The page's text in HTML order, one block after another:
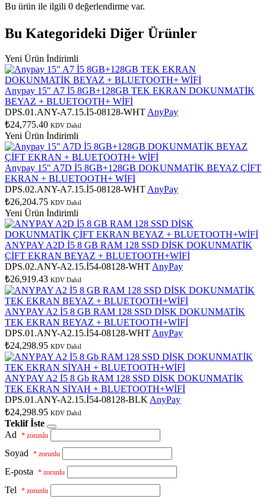
Bu ürün ile ilgili 0 değerlendirme var.
Bu Kategorideki Diğer Ürünler
Yeni Ürün İndirimli
Anypay 15" A7 İ5 8GB+128GB TEK EKRAN DOKUNMATİK
BEYAZ + BLUETOOTH+ WİFİ
DPS.01.ANY-A7.15.İ5-08128-WHT AnyPay
₺24,775.40 KDV Dahil
Yeni Ürün İndirimli
Anypay 15" A7D İ5 8GB+128GB DOKUNMATİK BEYAZ ÇİFT
EKRAN + BLUETOOTH+ WİFİ
DPS.02.ANY-A7.15.İ5-08128-WHT AnyPay
₺26,204.75 KDV Dahil
Yeni Ürün İndirimli
ANYPAY A2D İ5 8 GB RAM 128 SSD DİSK DOKUNMATİK
ÇİFT EKRAN BEYAZ + BLUETOOTH+WİFİ
DPS.02.ANY-A2.15.İ54-08128-WHT AnyPay
₺26,919.43 KDV Dahil
ANYPAY A2 İ5 8 GB RAM 128 SSD DİSK DOKUNMATİK
TEK EKRAN BEYAZ + BLUETOOTH+WİFİ
DPS.01.ANY-A2.15.İ54-08128-WHT AnyPay
₺24,298.95 KDV Dahil
ANYPAY A2 İ5 8 Gb RAM 128 SSD DİSK DOKUNMATİK
TEK EKRAN SİYAH + BLUETOOTH+WİFİ
DPS.01.ANY-A2.15.İ54-08128-BLK AnyPay
₺24,298.95 KDV Dahil
Teklif İste
Ad
* zorunlu
Soyad * zorunlu
E-posta * zorunlu
Tel * zorunlu